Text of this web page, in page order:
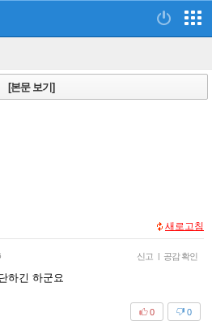
[본문 보기]
새로고침
신고 | 공감 확인
하긴 하군요
0
0